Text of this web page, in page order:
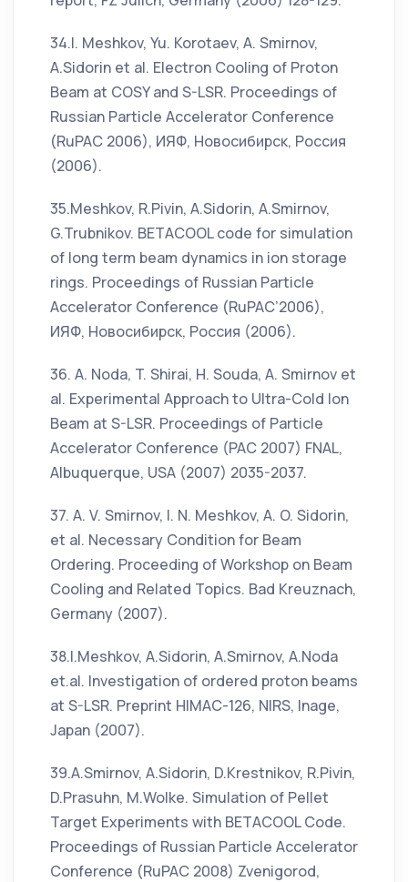
34.I. Meshkov, Yu. Korotaev, A. Smirnov,
A.Sidorin et al. Electron Cooling of Proton
Beam at COSY and S-LSR. Proceedings of
Russian Particle Accelerator Conference
(RuPAC 2006), ИЯФ, Новосибирск, Россия
(2006).
35.Meshkov, R.Pivin, A.Sidorin, A.Smirnov,
G.Trubnikov. BETACOOL code for simulation
of long term beam dynamics in ion storage
rings. Proceedings of Russian Particle
Accelerator Conference (RuPAC’2006),
ИЯФ, Новосибирск, Россия (2006).
36. A. Noda, T. Shirai, H. Souda, A. Smirnov et
al. Experimental Approach to Ultra-Cold Ion
Beam at S-LSR. Proceedings of Particle
Accelerator Conference (PAC 2007) FNAL,
Albuquerque, USA (2007) 2035-2037.
37. A. V. Smirnov, I. N. Meshkov, A. O. Sidorin,
et al. Necessary Condition for Beam
Ordering. Proceeding of Workshop on Beam
Cooling and Related Topics. Bad Kreuznach,
Germany (2007).
38.I.Meshkov, A.Sidorin, A.Smirnov, A.Noda
et.al. Investigation of ordered proton beams
at S-LSR. Preprint HIMAC-126, NIRS, Inage,
Japan (2007).
39.A.Smirnov, A.Sidorin, D.Krestnikov, R.Pivin,
D.Prasuhn, M.Wolke. Simulation of Pellet
Target Experiments with BETACOOL Code.
Proceedings of Russian Particle Accelerator
Conference (RuPAC 2008) Zvenigorod,